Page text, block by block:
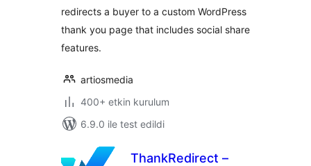
redirects a buyer to a custom WordPress
thank you page that includes social share
features.
artiosmedia
400+ etkin kurulum
6.9.0 ile test edildi
ThankRedirect –